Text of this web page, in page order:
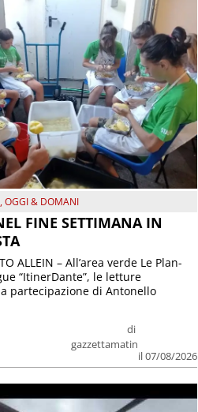
,OGGI & DOMANI
FINE SETTIMANA IN
di
gazzettamatin
il 07/08/2026
ALLEIN – All’area verde Le Plan-
“ItinerDante”, le letture
partecipazione di Antonello